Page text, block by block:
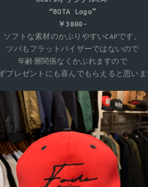
“BOTA Logo”
￥3800-
ソフトな素材のかぶりやすいCAPです。
ツバもフラットバイザーではないので
年齢層関係なくかぶれますので
プレゼントにも喜んでもらえると思い